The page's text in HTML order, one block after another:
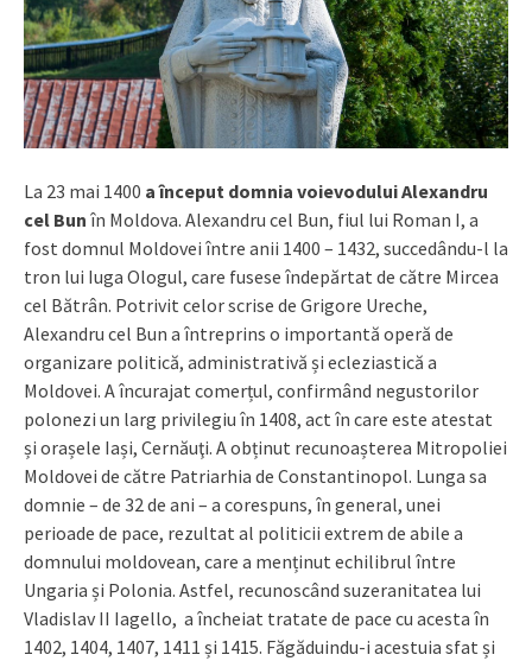
La 23 mai 1400 a început domnia voievodului Alexandru
cel Bun în Moldova. Alexandru cel Bun, fiul lui Roman I, a
fost domnul Moldovei între anii 1400 – 1432, succedându-l la
tron lui Iuga Ologul, care fusese îndepărtat de către Mircea
cel Bătrân. Potrivit celor scrise de Grigore Ureche,
Alexandru cel Bun a întreprins o importantă operă de
organizare politică, administrativă și ecleziastică a
Moldovei. A încurajat comerțul, confirmând negustorilor
polonezi un larg privilegiu în 1408, act în care este atestat
și orașele Iași, Cernăuţi. A obținut recunoașterea Mitropoliei
Moldovei de către Patriarhia de Constantinopol. Lunga sa
domnie – de 32 de ani – a corespuns, în general, unei
perioade de pace, rezultat al politicii extrem de abile a
domnului moldovean, care a menținut echilibrul între
Ungaria și Polonia. Astfel, recunoscând suzeranitatea lui
Vladislav II Iagello, a încheiat tratate de pace cu acesta în
1402, 1404, 1407, 1411 și 1415. Făgăduindu-i acestuia sfat și